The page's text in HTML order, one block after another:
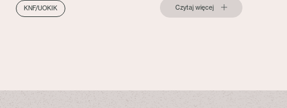
KNF/UOKIK Czytaj więcej